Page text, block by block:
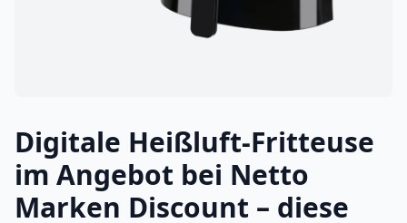
Digitale Heißluft-Fritteuse
im Angebot bei Netto
Marken Discount – diese